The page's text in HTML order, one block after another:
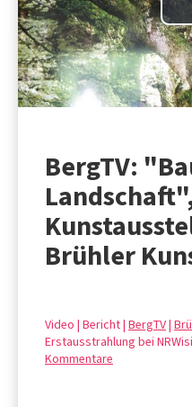
BergTV:
Brühler
Video | Bericht | BergTV|
Erstausstrahlung bei
Kommentare